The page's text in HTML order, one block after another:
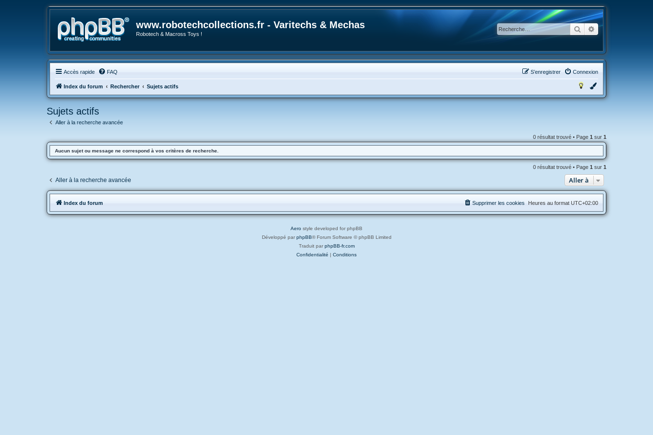
www.robotechcollections.fr - Varitechs & Mechas
Robotech & Macross Toys !
RechercherRecherche avancée
Accès rapide FAQ Connexion
S’enregistrer
Index du forum Rechercher Sujets actifs
Sujets actifs
Aller à la recherche avancée
0 résultat trouvé • Page 1 sur 1
Aucun sujet ou message ne correspond à vos critères de recherche.
0 résultat trouvé • Page 1 sur 1
Aller à la recherche avancée Aller à
Index du forum Heures au format UTC+02:00
Supprimer les cookies
Aero style developed for phpBB
Développé par phpBB® Forum Software © phpBB Limited
Traduit par phpBB-fr.com
Confidentialité | Conditions